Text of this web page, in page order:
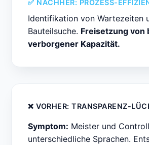
✅ NACHHER: PROZESS-
Identifikation von Wartezeiten
Bauteilsuche. Freisetzung von
verborgener Kapazität.
❌ VORHER: TRANSPARENZ-
Symptom: Meister und
unterschiedliche Sprachen.